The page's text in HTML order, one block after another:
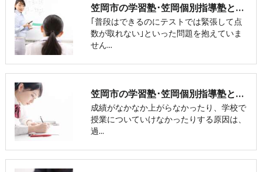
笠岡市の学習塾･笠岡個別指導塾とりゼミの評判
｢普段はできるのにテストでは緊張して点
数が取れない｣といった問題を抱えていま
せん…
笠岡市の学習塾･笠岡個別指導塾とりゼミの口コミ情報
成績がなかなか上がらなかったり、学校で
授業についていけなかったりする原因は、
過…